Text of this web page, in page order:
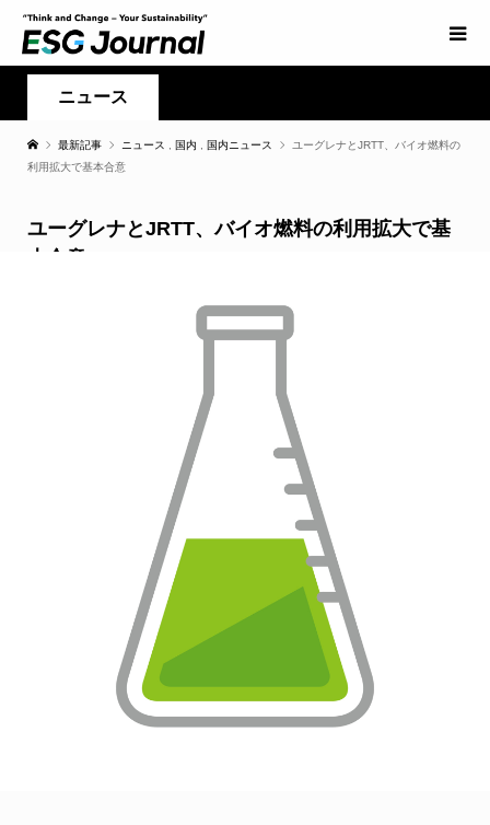
ニュース
最新記事 ニュース 国内 国内ニュース
ユーグレナとJRTT、バイオ燃料の
利用拡大で基本合意
ユーグレナとJRTT、バイオ燃料の利用拡大で基
本合意